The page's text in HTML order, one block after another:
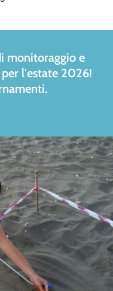
monitoraggio e
l'estate 2026!